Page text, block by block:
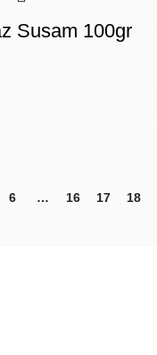
Susam 100gr
6 … 16 17 18